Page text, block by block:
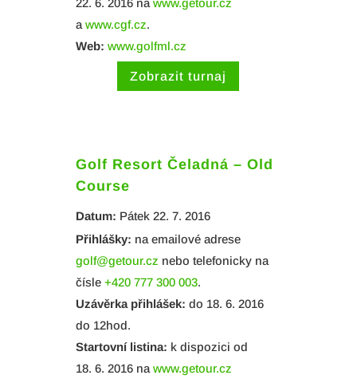
22. 6. 2016 na www.getour.cz
a www.cgf.cz.
Web: www.golfml.cz
Zobrazit turnaj
Golf Resort Čeladná – Old
Course
Datum: Pátek 22. 7. 2016
Přihlášky: na emailové adrese
golf@getour.cz nebo telefonicky na
čísle +420 777 300 003.
Uzávěrka přihlášek: do 18. 6. 2016
do 12hod.
Startovní listina: k dispozici od
18. 6. 2016 na www.getour.cz